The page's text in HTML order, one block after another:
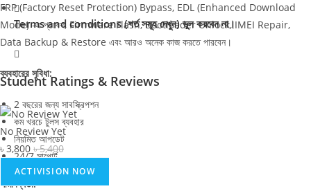
FRP (Factory Reset Protection) Bypass, EDL (Enhanced Download
Mode) -এ প্রবেশ, Firmware Flash, Bootloader Unlock, IMEI Repair,
Data Backup & Restore এবং আরও অনেক কাজ করতে পারবেন।
ব্যবহারের সুবিধা:
2 বছরের জন্য সাবস্ক্রিপশন
কম খরচে টুলস ব্যবহার
নিয়মিত আপডেট
24/7 সাপোর্ট
সীমাবদ্ধতা:
Terms and conditions (শর্ত সমূহ দেখুন) ভুল করবেন না।
Student Ratings & Reviews
No Review Yet
৳ 3,800 ৳5,400
ACTIVISION NOW